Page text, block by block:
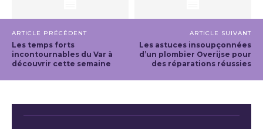
ARTICLE PRÉCÉDENT
Les temps forts
incontournables du Var à
découvrir cette semaine
ARTICLE SUIVANT
Les astuces insoupçonnées
d’un plombier Overijse pour
des réparations réussies